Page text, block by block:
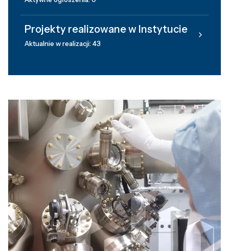
Projekty realizowane w Instytucie
Aktualnie w realizacji: 43